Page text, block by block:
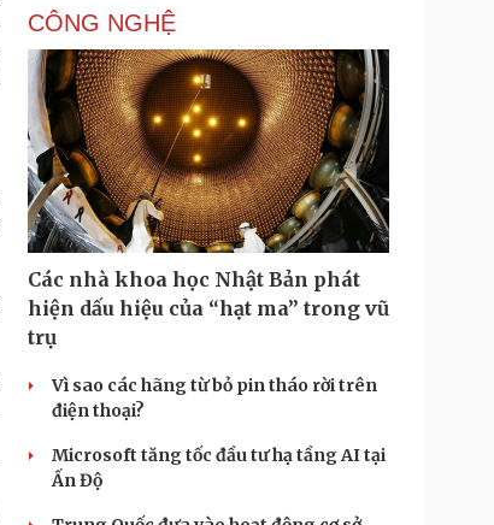
CÔNG NGHỆ
Các nhà khoa học Nhật Bản phát
hiện dấu hiệu của “hạt ma” trong vũ
trụ
Vì sao các hãng từ bỏ pin tháo rời trên
điện thoại?
Microsoft tăng tốc đầu tư hạ tầng AI tại
Ấn Độ